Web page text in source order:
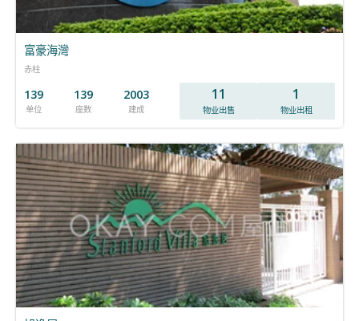
富豪海灣
赤柱
139
单位
139
座数
2003
建成
11
物业出售
1
物业出租